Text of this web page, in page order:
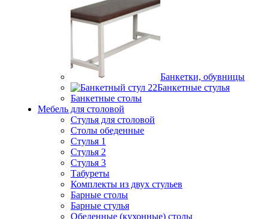
Банкетки, обувницы
Банкетные стулья
Банкетные столы
Мебель для столовой
Стулья для столовой
Столы обеденные
Стулья 1
Стулья 2
Стулья 3
Табуреты
Комплекты из двух стульев
Барные столы
Барные стулья
Обеденные (кухонные) столы